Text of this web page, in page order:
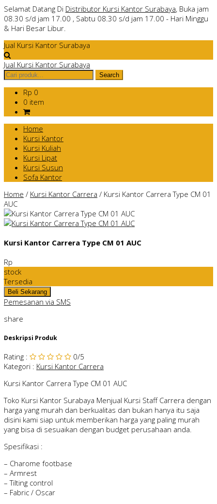
Selamat Datang Di Distributor Kursi Kantor Surabaya, Buka jam
08.30 s/d jam 17.00 , Sabtu 08.30 s/d jam 17.00 - Hari Minggu
& Hari Besar Libur.
Jual Kursi Kantor Surabaya
Jual Kursi Kantor Surabaya
Rp 0
0 item
Home
Kursi Kantor
Kursi Kuliah
Kursi Lipat
Kursi Susun
Sofa Kantor
Home / Kursi Kantor Carrera / Kursi Kantor Carrera Type CM 01
AUC
Kursi Kantor Carrera Type CM 01 AUC
Rp
stock
Tersedia
Pemesanan via SMS
share
Deskripsi Produk
Rating : 0/5
Kategori : Kursi Kantor Carrera
Kursi Kantor Carrera Type CM 01 AUC
Toko Kursi Kantor Surabaya Menjual Kursi Staff Carrera dengan
harga yang murah dan berkualitas dan bukan hanya itu saja
disini kami siap untuk memberikan harga yang paling murah
yang bisa di sesuaikan dengan budget perusahaan anda.
Spesifikasi :
– Charome footbase
– Armrest
– Tilting control
– Fabric / Oscar